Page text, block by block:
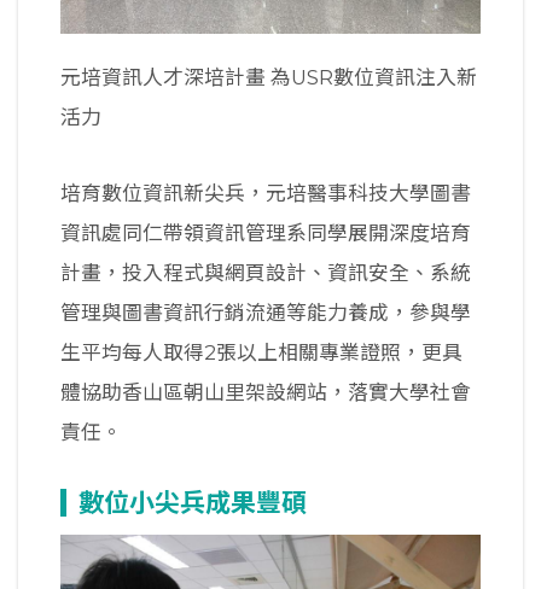
元培資訊人才深培計畫 為USR數位資訊注入新
活力
培育數位資訊新尖兵，元培醫事科技大學圖書
資訊處同仁帶領資訊管理系同學展開深度培育
計畫，投入程式與網頁設計、資訊安全、系統
管理與圖書資訊行銷流通等能力養成，參與學
生平均每人取得2張以上相關專業證照，更具
體協助香山區朝山里架設網站，落實大學社會
責任。
數位小尖兵成果豐碩